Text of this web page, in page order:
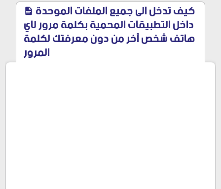
داخل التطبيقات المحمية بكلمة مرور لاي
هاتف شخص آخر من دون معرفتك لكلمة
المرور